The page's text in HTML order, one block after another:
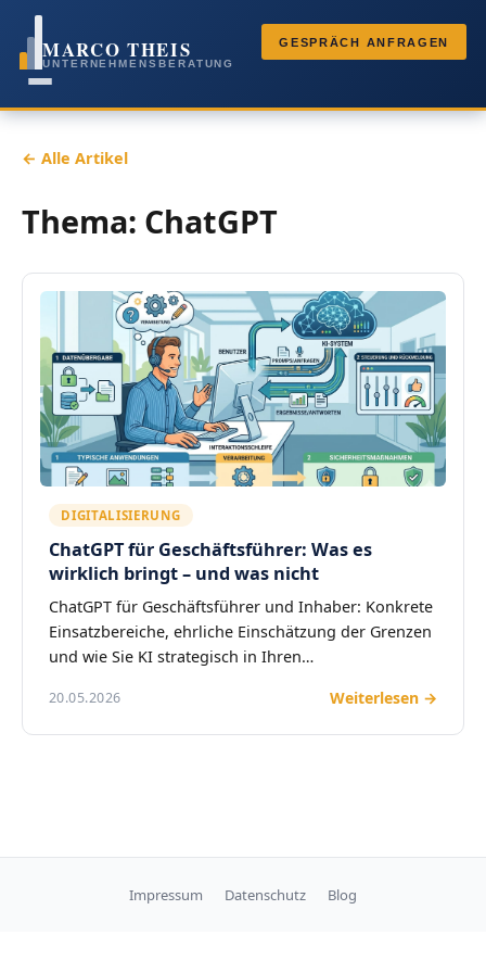
MARCO THEIS
UNTERNEHMENSBERATUNG
GESPRÄCH ANFRAGEN
← Alle Artikel
Thema: ChatGPT
DIGITALISIERUNG
ChatGPT für Geschäftsführer: Was es
wirklich bringt – und was nicht
ChatGPT für Geschäftsführer und Inhaber: Konkrete
Einsatzbereiche, ehrliche Einschätzung der Grenzen
und wie Sie KI strategisch in Ihren…
20.05.2026 Weiterlesen →
Impressum Datenschutz Blog